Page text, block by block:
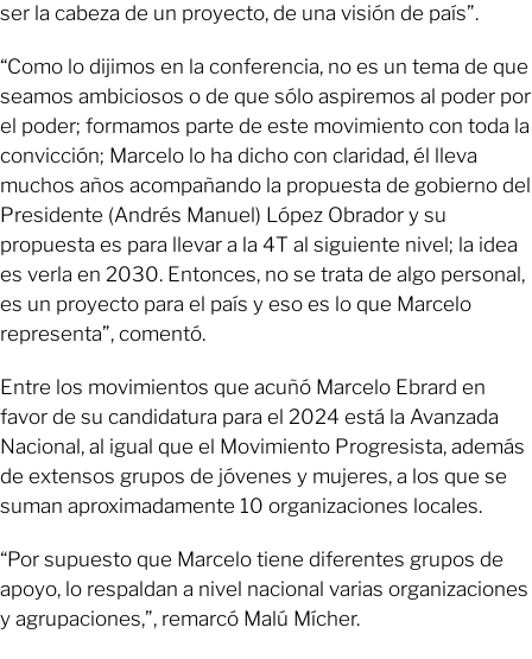
ser la cabeza de un proyecto, de una visión de país”.
“Como lo dijimos en la conferencia, no es un tema de que
seamos ambiciosos o de que sólo aspiremos al poder por
el poder; formamos parte de este movimiento con toda la
convicción; Marcelo lo ha dicho con claridad, él lleva
muchos años acompañando la propuesta de gobierno del
Presidente (Andrés Manuel) López Obrador y su
propuesta es para llevar a la 4T al siguiente nivel; la idea
es verla en 2030. Entonces, no se trata de algo personal,
es un proyecto para el país y eso es lo que Marcelo
representa”, comentó.
Entre los movimientos que acuñó Marcelo Ebrard en
favor de su candidatura para el 2024 está la Avanzada
Nacional, al igual que el Movimiento Progresista, además
de extensos grupos de jóvenes y mujeres, a los que se
suman aproximadamente 10 organizaciones locales.
“Por supuesto que Marcelo tiene diferentes grupos de
apoyo, lo respaldan a nivel nacional varias organizaciones
y agrupaciones,”, remarcó Malú Mícher.